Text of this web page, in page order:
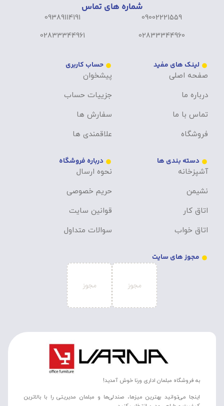
شماره های تماس
09002221559
02833344960
09389114191
02833344961
لینک های مفید
صفحه اصلی
درباره ما
تماس با ما
فروشگاه
حساب کاربری
پیشخوان
جزییات حساب
سفارش ها
علاقمندی ها
دسته بندی ها
آشپزخانه
نشیمن
اتاق کار
اتاق خواب
درباره فروشگاه
نحوه ارسال
حریم خصوصی
قوانین سایت
سوالات متداول
مجوز های سایت
به فروشگاه مبلمان اداری ورنا خوش آمدید!
اینجا می‌توانید بهترین میزها، صندلی‌ها و مبلمان مدیریتی را با بالاترین